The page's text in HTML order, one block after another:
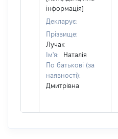
інформація]
Декларує:
Прізвище:
Лучак
Ім'я:
Наталія
По батькові (за
наявності):
Дмитрівна